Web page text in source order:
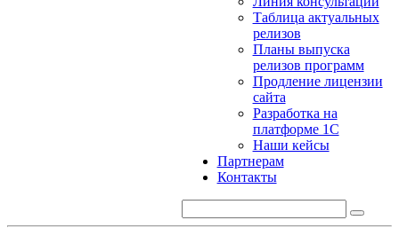
Таблица актуальных
релизов
Планы выпуска
релизов программ
Продление лицензии
сайта
Разработка на
платформе 1С
Наши кейсы
Партнерам
Контакты